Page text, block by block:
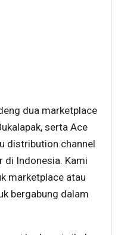
dua marketplace
serta Ace
distribution channel
di Indonesia. Kami
marketplace atau
bergabung dalam